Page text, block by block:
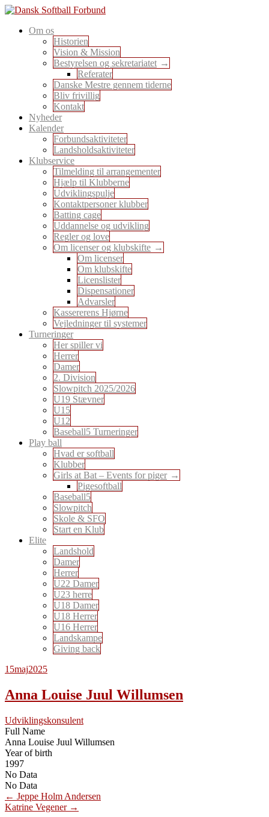
Skip
content
Dansk Softball Forbund
En sport for alle
Om os
Historien
Vision & Mission
Bestyrelsen og sekretariatet
Referater
Danske Mestre gennem tiderne
Bliv frivillig
Kontakt
Nyheder
Kalender
Forbundsaktiviteter
Landsholdsaktiviteter
Klubservice
Tilmelding til arrangementer
Hjælp til Klubberne
Udviklingspulje
Kontaktpersoner klubber
Batting cage
Uddannelse og udvikling
Regler og love
Om licenser og klubskifte
Om licenser
Om klubskifte
Licenslister
Dispensationer
Advarsler
Kassererens Hjørne
Vejledninger til systemer
Turneringer
Her spiller vi
Herrer
Damer
2. Division
Slowpitch 2025/2026
U19 Stævner
U15
U12
Baseball5 Turneringer
Play ball
Hvad er softball
Klubber
Girls at Bat – Events for piger
Pigesoftball
Baseball5
Slowpitch
Skole & SFO
Start en Klub
Elite
Landshold
Damer
Herrer
U22 Damer
U23 herre
U18 Damer
U18 Herrer
U16 Herrer
Landskampe
Giving back
15maj2025
Anna Louise Juul Willumsen
Udviklingskonsulent
Full Name
Anna Louise Juul Willumsen
Year of birth
1997
No Data
No Data
Post
navigation
← Jeppe Holm Andersen
Katrine Vegener →